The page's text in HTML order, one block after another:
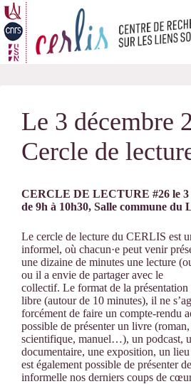
Passer
au
contenu
Le 3 décembre
Cercle de
CERCLE DE LECTURE #26 le 3
de 9h à 10h30, Salle commune du
Le cercle de lecture du CERLIS est
informel, où chacun·e peut venir
une dizaine de minutes une lecture
ou il a envie de partager avec le
collectif. Le format de la présentation
libre (autourde 10 minutes), il ne
forcément de faire un compte-rendu
possible de présenter un livre
scientifique, manuel…), un podcast,
documentaire, une exposition, un
est également possible de présenter
informelle nos derniers coups de